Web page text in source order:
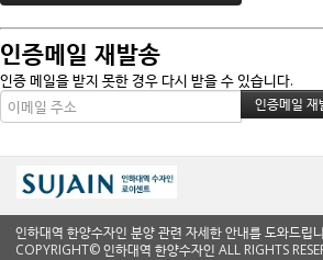
인증메일 재발송
인증 메일을 받지 못한 경우 다시 받을 수 있습니다.
인하대역 한양수자인 분양 관련 자세한 안내를 도와드립
COPYRIGHT© 인하대역 한양수자인 ALL RIGHTS